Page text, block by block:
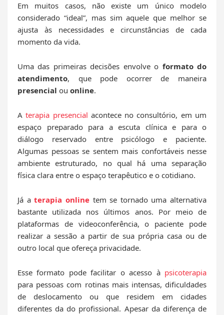
Em muitos casos, não existe um único modelo
considerado “ideal”, mas sim aquele que melhor se
ajusta às necessidades e circunstâncias de cada
momento da vida.
Uma das primeiras decisões envolve o formato do
atendimento, que pode ocorrer de maneira
presencial ou online.
Aterapia presencial acontece no consultório, em um
espaço preparado para a escuta clínica e para o
diálogo reservado entre psicólogo e paciente.
Algumas pessoas se sentem mais confortáveis nesse
ambiente estruturado, no qual há uma separação
física clara entre o espaço terapêutico e o cotidiano.
Já aterapia onlinetem se tornado uma alternativa
bastante utilizada nos últimos anos. Por meio de
plataformas de videoconferência, o paciente pode
realizar a sessão a partir de sua própria casa ou de
outro local que ofereça privacidade.
Esse formato pode facilitar o acesso à psicoterapia
para pessoas com rotinas mais intensas, dificuldades
de deslocamento ou que residem em cidades
diferentes da do profissional. Apesar da diferença de